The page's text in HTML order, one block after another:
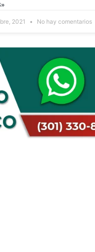
2021 No hay comentarios